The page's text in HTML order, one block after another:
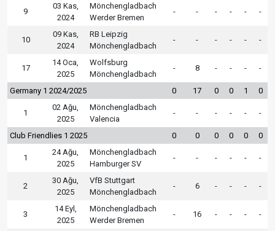
9
03 Kas,
2024
Mönchengladbach
Werder Bremen
- - - - - -
10
09 Kas,
2024
RB Leipzig
Mönchengladbach
- - - - - -
17
14 Oca,
2025
Wolfsburg
Mönchengladbach
- 8 - - - -
Germany 1 2024/2025 0 17 0 0 1 0
1
02 Ağu,
2025
Mönchengladbach
Valencia
- - - - - -
Club Friendlies 1 2025 0 0 0 0 0 0
1
24 Ağu,
2025
Mönchengladbach
Hamburger SV
- - - - - -
2
30 Ağu,
2025
VfB Stuttgart
Mönchengladbach
- 6 - - - -
3
14 Eyl,
2025
Mönchengladbach
Werder Bremen
- 16 - - - -